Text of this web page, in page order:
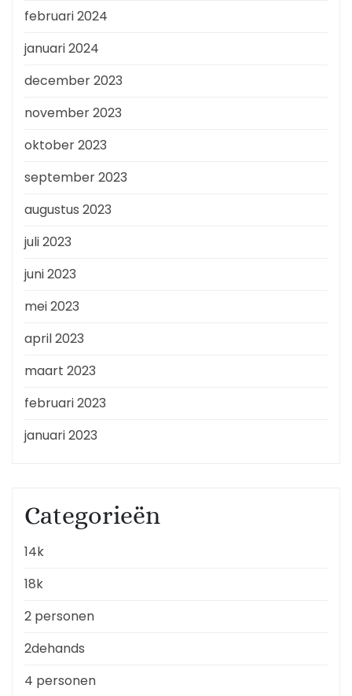
februari 2024
januari 2024
december 2023
november 2023
oktober 2023
september 2023
augustus 2023
juli 2023
juni 2023
mei 2023
april 2023
maart 2023
februari 2023
januari 2023
Categorieën
14k
18k
2 personen
2dehands
4 personen